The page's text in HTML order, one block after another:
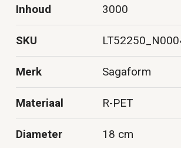
Inhoud 3000
SKU
Merk Sagaform
Materiaal R-PET
Diameter 18 cm